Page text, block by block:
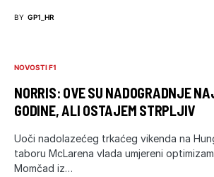
BY GP1_HR
NOVOSTI F1
NORRIS: OVE SU NADOGRADNJE
GODINE, ALI OSTAJEM STRPLJIV
Uoči nadolazećeg trkaćeg vikenda na
taboru McLarena vlada umjereni
Momčad iz…